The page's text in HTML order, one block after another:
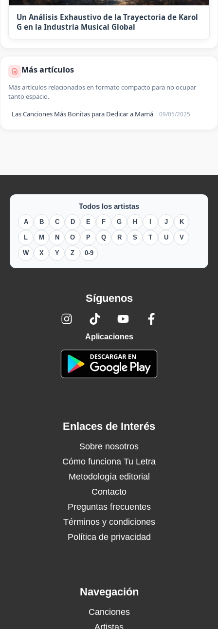
Un Análisis Exhaustivo de la Trayectoria de Karol
G en la Industria Musical Global
Más artículos
Más artículos relacionados en formato compacto para no ocupar
tanto espacio.
Las Canciones Más Bonitas para Dedicar a Mamá · 09/05/2025
Todos los artistas
A B C D E F G H J K
L M N O P Q R S T U V
W X Y Z 0-9
Síguenos
Aplicaciones
Enlaces de Interés
Sobre nosotros
Cómo funciona Tu Letra
Metodología editorial
Contacto
Preguntas frecuentes
Términos y condiciones
Política de privacidad
Navegación
Canciones